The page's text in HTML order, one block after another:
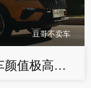
豆哥不卖车
豆车一分钟：一汽的这台新车颜值极高，哈弗传祺真的有压力了